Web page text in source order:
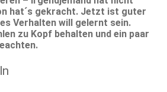
hat´s gekracht. Jetzt ist guter
Verhalten will gelernt sein.
zu Kopf behalten und ein paar